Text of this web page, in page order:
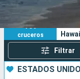
Puertos
109
cruceros
Hawai
Filtrar
ESTADOS